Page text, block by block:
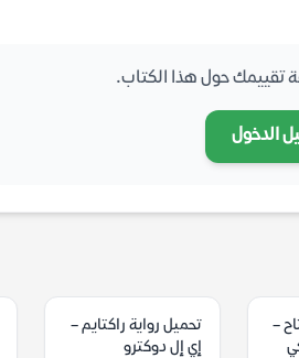
تقييمك حول هذا الكتاب.
الدخول
–
تحميل رواية راكتايم –
إي إل دوكترو